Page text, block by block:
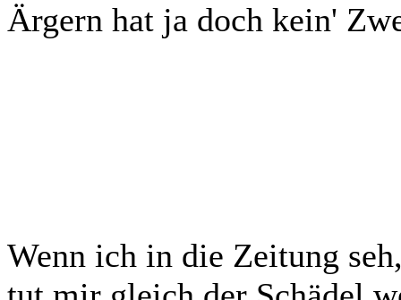
Ärgern hat ja doch kein'
Wenn ich in die Zeitung